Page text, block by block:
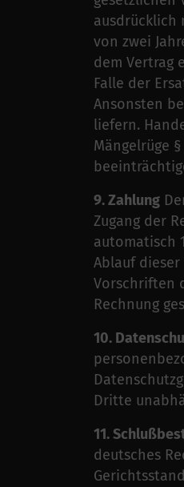
ausdrücklich
von zwei
dem Vertrag
Falle der
Ansonsten
liefern.
Mängelrüge
9. Zahlung
Zugang der
automatisch
Ablauf dieser
Vorschriften
Rechnung
10.
Dritte
11.
deutsches